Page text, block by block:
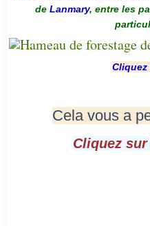
de Lanmary, entre les
Cliquez
Cela vous a
Cliquez